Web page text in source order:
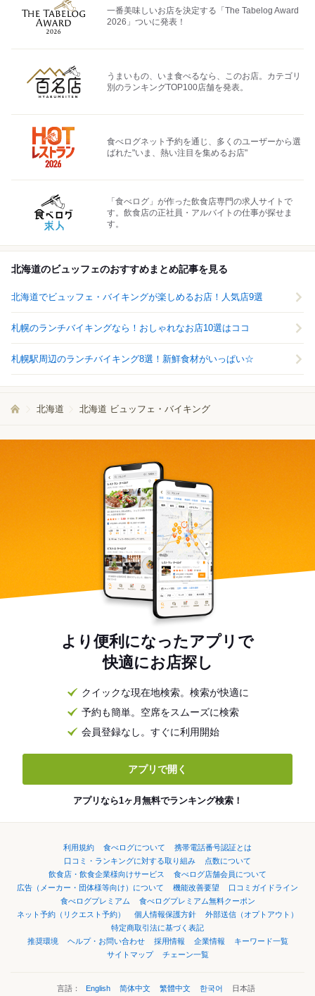
一番美味しいお店を決定する「The Tabelog Award
2026」ついに発表！
うまいもの、いま食べるなら、このお店。カテゴリ
別のランキングTOP100店舗を発表。
食べログネット予約を通じ、多くのユーザーから選
ばれた"いま、熱い注目を集めるお店"
「食べログ」が作った飲食店専門の求人サイトで
す。飲食店の正社員・アルバイトの仕事が探せま
す。
北海道のビュッフェのおすすめまとめ記事を見る
北海道でビュッフェ・バイキングが楽しめるお店！人気店9選
札幌のランチバイキングなら！おしゃれなお店10選はココ
札幌駅周辺のランチバイキング8選！新鮮食材がいっぱい☆
北海道 北海道 ビュッフェ・バイキング
より便利になったアプリで
快適にお店探し
クイックな現在地検索。検索が快適に
予約も簡単。空席をスムーズに検索
会員登録なし。すぐに利用開始
アプリで開く
アプリなら1ヶ月無料でランキング検索！
利用規約 食べログについて
携帯電話番号認証とは
口コミ・ランキングに対する取り組み
点数について
飲食店・飲食企業様向けサービス
食べログ店舗会員について
広告（メーカー・団体様等向け）について
機能改善要望
口コミガイドライン
食べログプレミアム
食べログプレミアム無料クーポン
ネット予約（リクエスト予約）
個人情報保護方針
外部送信（オプトアウト）
特定商取引法に基づく表記
推奨環境
ヘルプ・お問い合わせ 採用情報 企業情報
キーワード一覧
サイトマップ
チェーン一覧
言語： English 简体中文 繁體中文 한국어 日本語